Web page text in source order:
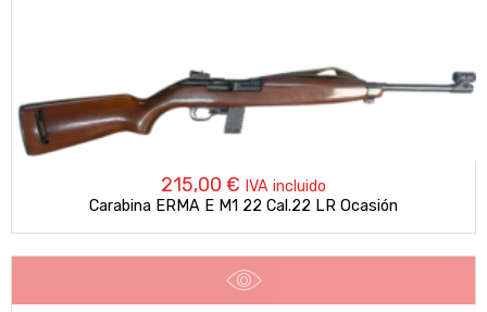
215,00 € IVA incluido
Carabina ERMA E M1 22 Cal.22 LR Ocasión